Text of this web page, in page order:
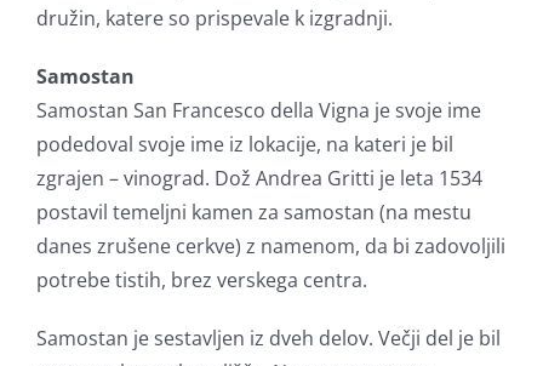
družin, katere so prispevale k izgradnji.
Samostan
Samostan San Francesco della Vigna je svoje ime
podedoval svoje ime iz lokacije, na kateri je bil
zgrajen – vinograd. Dož Andrea Gritti je leta 1534
postavil temeljni kamen za samostan (na mestu
danes zrušene cerkve) z namenom, da bi zadovoljili
potrebe tistih, brez verskega centra.
Samostan je sestavljen iz dveh delov. Večji del je bil